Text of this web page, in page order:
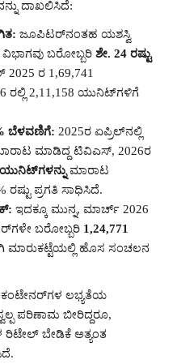
ದಾಖಲಿಸಿದೆ:
ಜೂಪಿಟರ್‌ನಂತಹ ಯಶಸ್ವಿ
ಬರೋಬ್ಬರಿ ಶೇ. 24 ರಷ್ಟು
ರ 1,69,741
2,11,158 ಯುನಿಟ್‌ಗಳಿಗೆ
ಬೆಳವಣಿಗೆ: 2025ರ ಏಪ್ರಿಲ್‌ನಲ್ಲಿ
ಮಾಡಿದ್ದ ಟಿವಿಎಸ್, 2026ರ
ಯುನಿಟ್‌ಗಳನ್ನುಮಾರಾಟ
ಪ್ರಗತಿ ಸಾಧಿಸಿದೆ.
ಇದಕ್ಕೂ ಮುನ್ನ, ಮಾರ್ಚ್ 2026
ಬರೋಬ್ಬರಿ 1,24,771
ಮಾರುಕಟ್ಟೆಯಲ್ಲಿ ಹೊಸ ಸಂಚಲನ
ಕಂಟೇನರ್‌ಗಳ ಲಭ್ಯತೆಯ
ಪರಿಣಾಮ ಬೀರಿದ್ದರೂ,
ಬೇಡಿಕೆ ಅತ್ಯಂತ